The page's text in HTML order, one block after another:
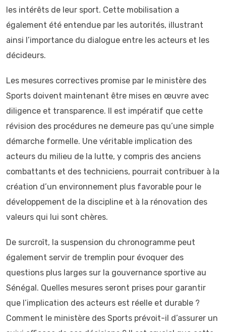
les intérêts de leur sport. Cette mobilisation a
également été entendue par les autorités, illustrant
ainsi l’importance du dialogue entre les acteurs et les
décideurs.
Les mesures correctives promise par le ministère des
Sports doivent maintenant être mises en œuvre avec
diligence et transparence. Il est impératif que cette
révision des procédures ne demeure pas qu’une simple
démarche formelle. Une véritable implication des
acteurs du milieu de la lutte, y compris des anciens
combattants et des techniciens, pourrait contribuer à la
création d’un environnement plus favorable pour le
développement de la discipline et à la rénovation des
valeurs qui lui sont chères.
De surcroît, la suspension du chronogramme peut
également servir de tremplin pour évoquer des
questions plus larges sur la gouvernance sportive au
Sénégal. Quelles mesures seront prises pour garantir
que l’implication des acteurs est réelle et durable ?
Comment le ministère des Sports prévoit-il d’assurer un